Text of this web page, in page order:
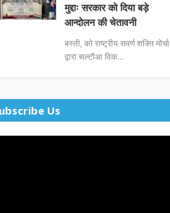
मुद्दाः सरकार को दिया बड़े
आन्दोलन की चेतावनी
बस्ती, को राष्ट्रीय सवर्ण शक्ति मोर्चा
द्वारा सल्टौआ विक…
Us